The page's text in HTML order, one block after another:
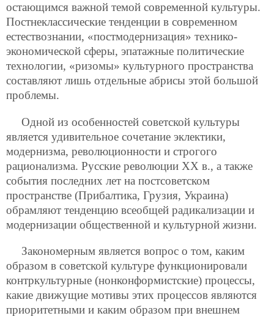
остающимся важной темой современной культуры.
Постнеклассические тенденции в современном
естествознании, «постмодернизация» технико-
экономической сферы, эпатажные политические
технологии, «ризомы» культурного пространства
составляют лишь отдельные абрисы этой большой
проблемы.
Одной из особенностей советской культуры
является удивительное сочетание эклектики,
модернизма, революционности и строгого
рационализма. Русские революции XX в., а также
события последних лет на постсоветском
пространстве (Прибалтика, Грузия, Украина)
обрамляют тенденцию всеобщей радикализации и
модернизации общественной и культурной жизни.
Закономерным является вопрос о том, каким
образом в советской культуре функционировали
контркультурные (нонконформистские) процессы,
какие движущие мотивы этих процессов являются
приоритетными и каким образом при внешнем